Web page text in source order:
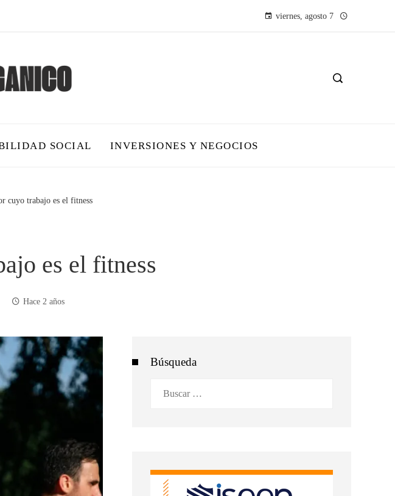
viernes, agosto 7
SOCIAL INVERSIONES Y NEGOCIOS
cuyo trabajo es el fitness
es el fitness
Hace 2 años
Búsqueda